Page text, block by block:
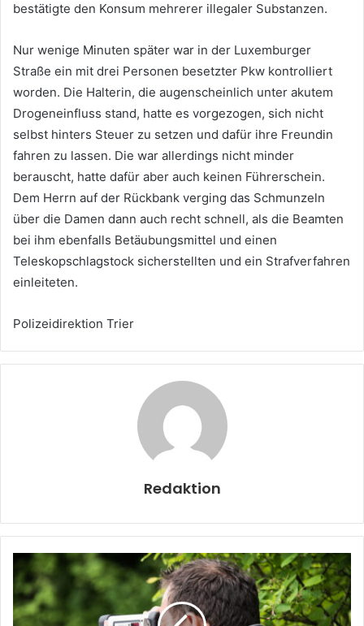
bestätigte den Konsum mehrerer illegaler Substanzen.
Nur wenige Minuten später war in der Luxemburger
Straße ein mit drei Personen besetzter Pkw kontrolliert
worden. Die Halterin, die augenscheinlich unter akutem
Drogeneinfluss stand, hatte es vorgezogen, sich nicht
selbst hinters Steuer zu setzen und dafür ihre Freundin
fahren zu lassen. Die war allerdings nicht minder
berauscht, hatte dafür aber auch keinen Führerschein.
Dem Herrn auf der Rückbank verging das Schmunzeln
über die Damen dann auch recht schnell, als die Beamten
bei ihm ebenfalls Betäubungsmittel und einen
Teleskopschlagstock sicherstellten und ein Strafverfahren
einleiteten.
Polizeidirektion Trier
Redaktion